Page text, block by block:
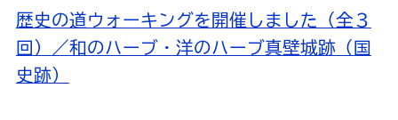
歴史の道ウォーキングを開催しました（全３
回）／和のハーブ・洋のハーブ真壁城跡（国
史跡）